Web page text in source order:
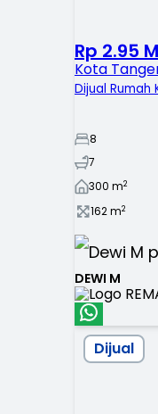
Rp 2.95 M
Kota
Dijual Rumah
8
7
300 m2
162m2
DEWI M
Dijual